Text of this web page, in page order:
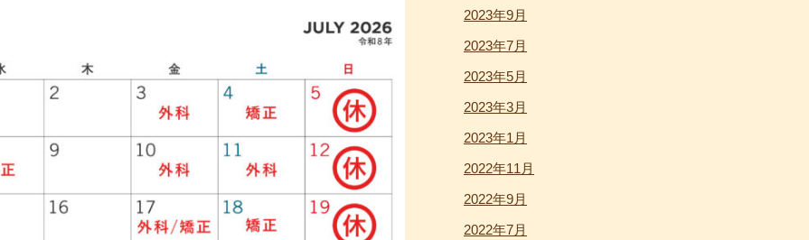
2023年9月
2023年7月
2023年5月
2023年3月
2023年1月
2022年11月
2022年9月
2022年7月